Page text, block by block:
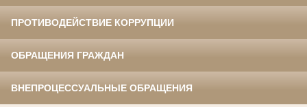
ПРОТИВОДЕЙСТВИЕ КОРРУПЦИИ
ОБРАЩЕНИЯ ГРАЖДАН
ВНЕПРОЦЕССУАЛЬНЫЕ ОБРАЩЕНИЯ